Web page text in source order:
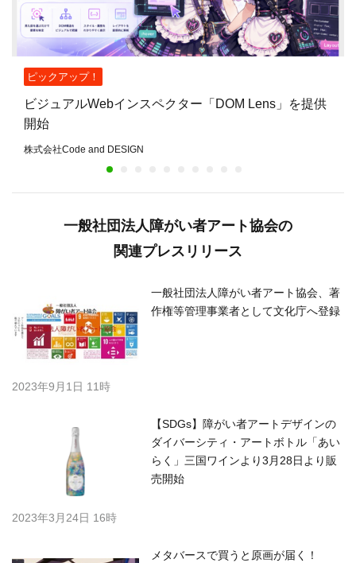
ピックアップ！
ビジュアルWebインスペクター「DOM Lens」を提供
開始
株式会社Code and DESIGN
一般社団法人障がい者アート協会の
関連プレスリリース
一般社団法人障がい者アート協会、著
作権等管理事業者として文化庁へ登録
2023年9月1日 11時
【SDGs】障がい者アートデザインの
ダイバーシティ・アートボトル「あい
らく」三国ワインより3月28日より販
売開始
2023年3月24日 16時
メタバースで買うと原画が届く！